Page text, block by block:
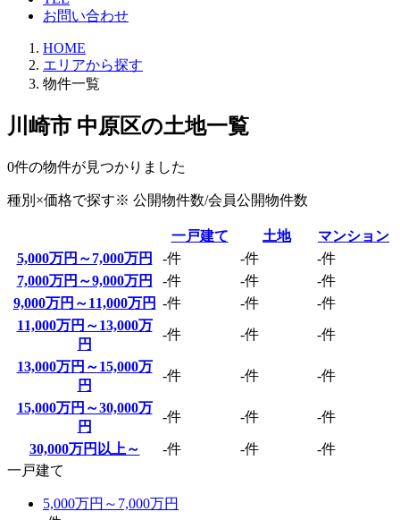
お問い合わせ
HOME
エリアから探す
物件一覧
川崎市 中原区の土地一覧
0件の物件が見つかりました
種別×価格で探す※ 公開物件数/会員公開物件数
一戸建て 土地
マンション
5,000万円～7,000万円
-件 -件
-件
7,000万円～9,000万円
-件 -件
-件
9,000万円～11,000万円 -件 -件
-件
11,000万円～13,000万
円
-件 -件 -件
13,000万円～15,000万
円
-件 -件 -件
15,000万円～30,000万
円
-件 -件 -件
30,000万円以上～ -件 -件
-件
一戸建て
5,000万円～7,000万円